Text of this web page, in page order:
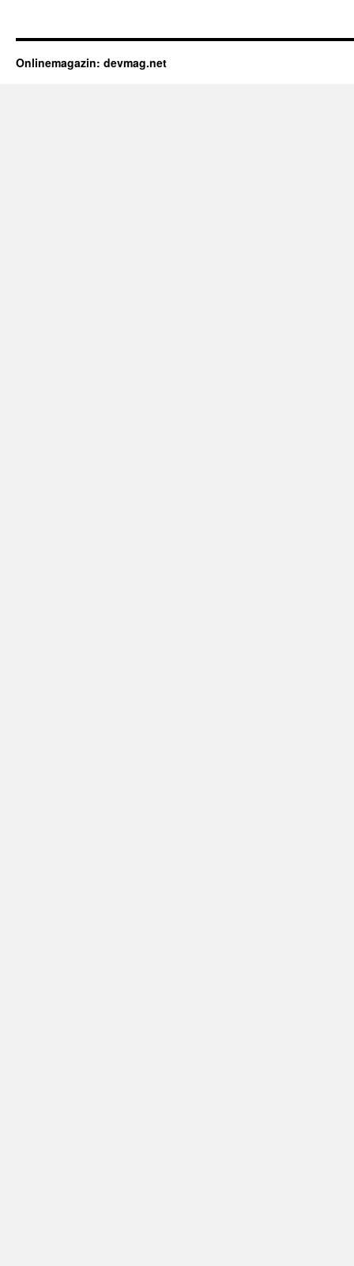
Onlinemagazin: devmag.net